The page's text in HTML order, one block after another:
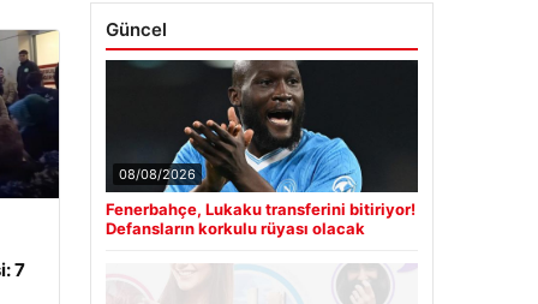
7
Güncel
08/08/2026
Fenerbahçe, Lukaku transferini bitiriyor!
Defansların korkulu rüyası olacak